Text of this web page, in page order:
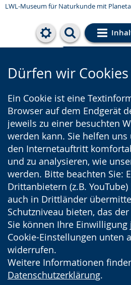
LWL-Museum für Naturkunde mit
Cookie-
Dürfen wir
Ein Cookie ist eine
Browser auf dem Endgerät
jeweils zu einer besuchten
werden kann. Sie helfen
den Internetauftritt
und zu analysieren, wie
werden. Bitte beachten Sie:
Drittanbietern (z.B.
auch in Drittländer
Schutzniveau bieten, das
Sie können Ihre
Cookie-Einstellungen unten
widerrufen.
Weitere Informationen
Datenschutzerklärung.